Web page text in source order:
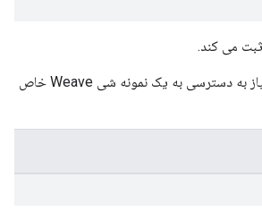
ثبت می کند.
جمع آوری برخی از آمار نیاز به دسترسی به یک نمونه شی Weave خاص